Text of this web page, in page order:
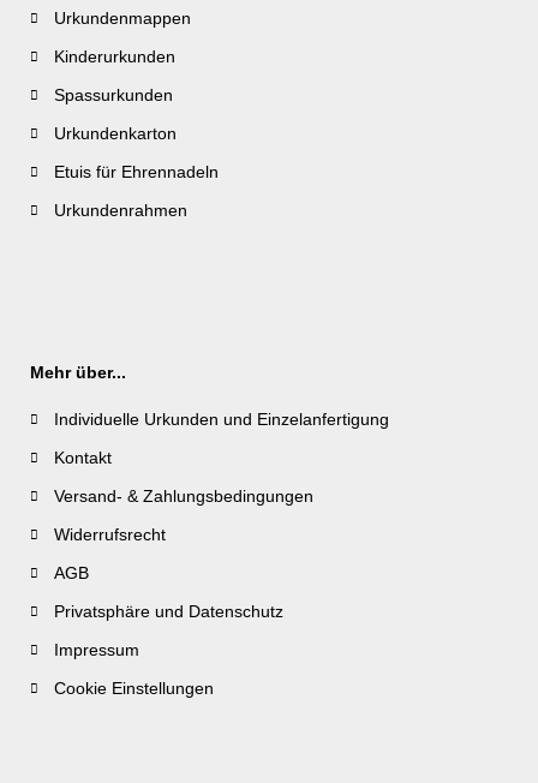
Urkundenmappen
Kinderurkunden
Spassurkunden
Urkundenkarton
Etuis für Ehrennadeln
Urkundenrahmen
Mehr über...
Individuelle Urkunden und Einzelanfertigung
Kontakt
Versand- & Zahlungsbedingungen
Widerrufsrecht
AGB
Privatsphäre und Datenschutz
Impressum
Cookie Einstellungen